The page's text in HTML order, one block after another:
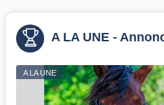
A LA UNE -
A LA UNE